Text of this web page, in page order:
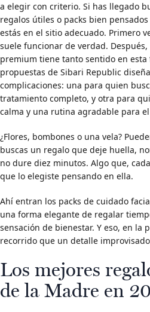
a elegir con criterio. Si has llegado
regalos útiles o packs bien
estás en el sitio adecuado. Primero
suele funcionar de verdad.
premium tiene tanto sentido en esta
propuestas de Sibari Republic
complicaciones: una para quien
tratamiento completo, y otra para
calma y una rutina agradable para
¿Flores, bombones o una vela?
buscas un regalo que deje huella,
no dure diez minutos. Algo que,
que lo elegiste pensando en ella.
Ahí entran los packs de cuidado
una forma elegante de regalar
sensación de bienestar. Y eso, en la
recorrido que un detalle
Los mejores
de la Madre en